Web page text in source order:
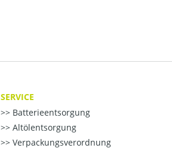
SERVICE
Batterieentsorgung
Altölentsorgung
Verpackungsverordnung